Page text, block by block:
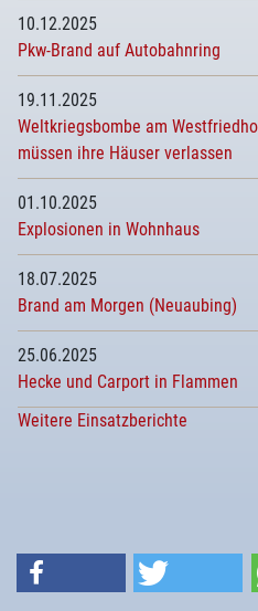
10.12.2025
Pkw-Brand auf Autobahnring
19.11.2025
Weltkriegsbombe am
müssen ihre Häuser verlassen
01.10.2025
Explosionen in Wohnhaus
18.07.2025
Brand am Morgen (Neuaubing)
25.06.2025
Hecke und Carport in Flammen
Weitere Einsatzberichte